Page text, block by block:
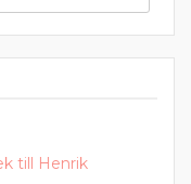
till Henrik